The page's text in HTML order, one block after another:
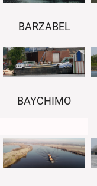
BARZABEL
BAYCHIMO